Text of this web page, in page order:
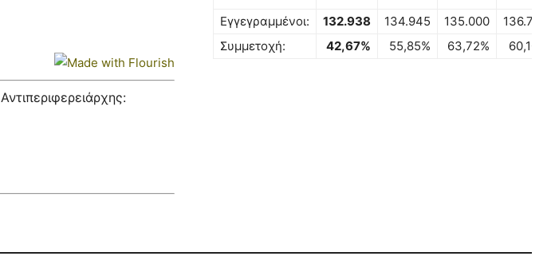
| Αντιπεριφερειάρχης:
Εγγεγραμμένοι: 132.938 134.945 135.000
136.775
Συμμετοχή:
42,67% 55,85% 63,72% 60,10%